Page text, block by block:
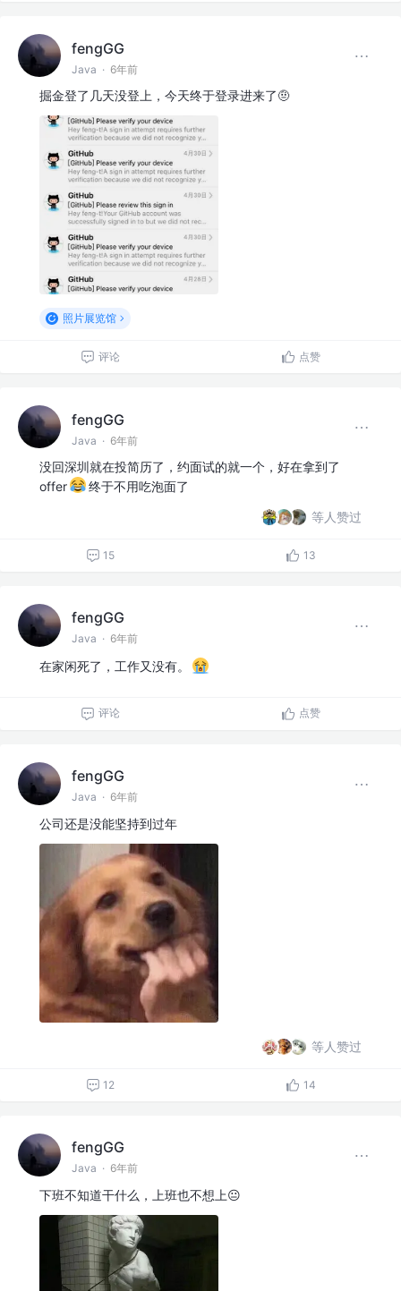
fengGG
Java · 6年前
掘金登了几天没登上，今天终于登录进来了🤨
照片展览馆
评论 点赞
fengGG
Java · 6年前
没回深圳就在投简历了，约面试的就一个，好在拿到了
offer
终于不用吃泡面了
等人赞过
15 13
fengGG
Java · 6年前
在家闲死了，工作又没有。
评论 点赞
fengGG
Java · 6年前
公司还是没能坚持到过年
等人赞过
12 14
fengGG
Java · 6年前
下班不知道干什么，上班也不想上😐